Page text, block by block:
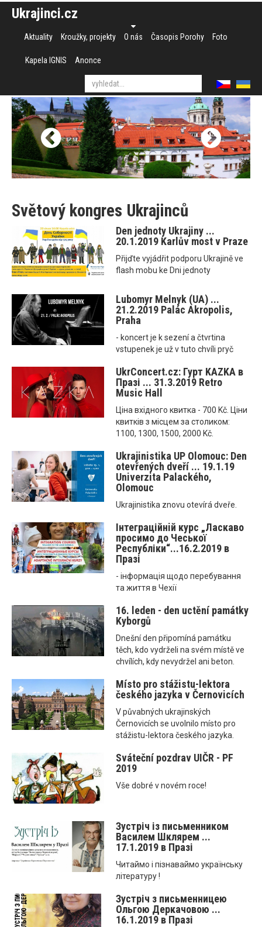
Ukrajinci.cz
Aktuality Kroužky, projekty O nás Časopis Porohy Foto
Kapela IGNIS Anonce
Světový kongres Ukrajinců
Den jednoty Ukrajiny ...
20.1.2019 Karlův most v Praze
Přijďte vyjádřit podporu Ukrajině ve
flash mobu ke Dni jednoty
Lubomyr Melnyk (UA) ...
21.2.2019 Palác Akropolis,
Praha
- koncert je k sezení a čtvrtina
vstupenek je už v tuto chvíli pryč
UkrConcert.cz: Гурт KAZKA в
Празі ... 31.3.2019 Retro
Music Hall
Ціна вхідного квитка - 700 Kč. Ціни
квитків з місцем за столиком:
1100, 1300, 1500, 2000 Kč.
Ukrajinistika UP Olomouc: Den
otevřených dveří ... 19.1.19
Univerzita Palackého,
Olomouc
Ukrajinistika znovu otevírá dveře.
Інтеграційнiй курс „Ласкаво
просимо до Чеської
Республіки“...16.2.2019 в
Празі
- інформація щодо перебування
та життя в Чехії
16. leden - den uctění památky
Kyborgů
Dnešní den připomíná památku
těch, kdo vydrželi na svém místě ve
chvílích, kdy nevydržel ani beton.
Místo pro stážistu-lektora
českého jazyka v Černovicích
V půvabných ukrajinských
Černovicích se uvolnilo místo pro
stážistu-lektora českého jazyka.
Sváteční pozdrav UIČR - PF
2019
Vše dobré v novém roce!
Зустріч із письменником
Василем Шклярем ...
17.1.2019 в Празі
Читаймо і пізнаваймо українську
літературу !
Зустріч з письменницею
Ольгою Деркачовою ...
16.1.2019 в Празі